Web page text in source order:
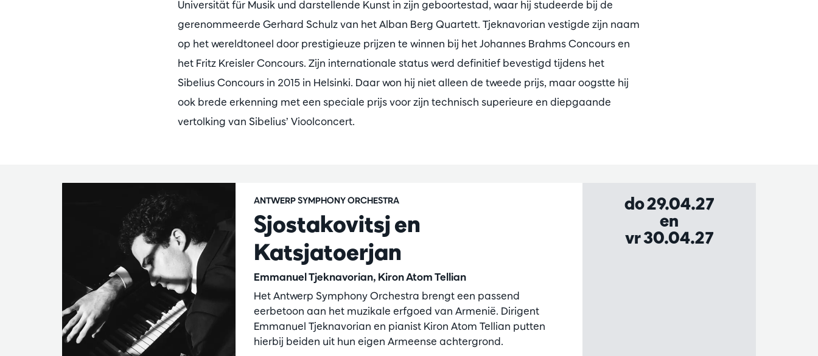
Universität für Musik und darstellende Kunst in zijn geboortestad, waar hij studeerde bij de
gerenommeerde Gerhard Schulz van het Alban Berg Quartett. Tjeknavorian vestigde zijn naam
op het wereldtoneel door prestigieuze prijzen te winnen bij het Johannes Brahms Concours en
het Fritz Kreisler Concours. Zijn internationale status werd definitief bevestigd tijdens het
Sibelius Concours in 2015 in Helsinki. Daar won hij niet alleen de tweede prijs, maar oogstte hij
ook brede erkenning met een speciale prijs voor zijn technisch superieure en diepgaande
vertolking van Sibelius’ Vioolconcert.
Sjostakovitsj en
Katsjatoerjan
Emmanuel Tjeknavorian, Kiron Atom Tellian
ANTWERP SYMPHONY ORCHESTRA
Het Antwerp Symphony Orchestra brengt een passend
eerbetoon aan het muzikale erfgoed van Armenië. Dirigent
Emmanuel Tjeknavorian en pianist Kiron Atom Tellian putten
hierbij beiden uit hun eigen Armeense achtergrond.
do 29.04.27
en
vr 30.04.27